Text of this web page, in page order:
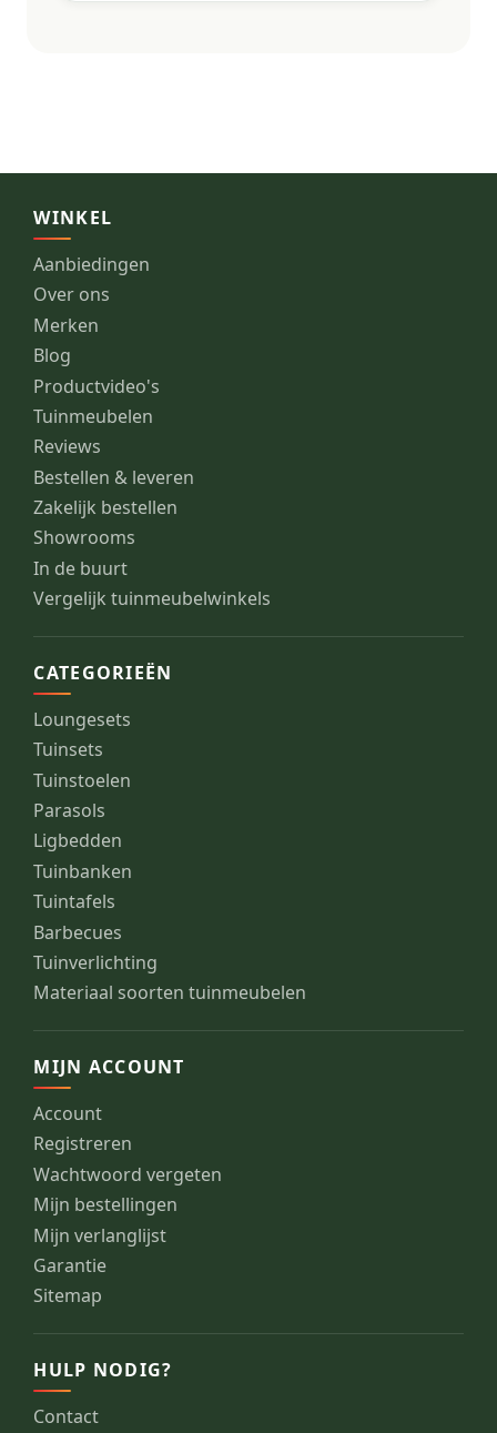
WINKEL
Aanbiedingen
Over ons
Merken
Blog
Productvideo's
Tuinmeubelen
Reviews
Bestellen & leveren
Zakelijk bestellen
Showrooms
In de buurt
Vergelijk tuinmeubelwinkels
CATEGORIEËN
Loungesets
Tuinsets
Tuinstoelen
Parasols
Ligbedden
Tuinbanken
Tuintafels
Barbecues
Tuinverlichting
Materiaal soorten tuinmeubelen
MIJN ACCOUNT
Account
Registreren
Wachtwoord vergeten
Mijn bestellingen
Mijn verlanglijst
Garantie
Sitemap
HULP NODIG?
Contact